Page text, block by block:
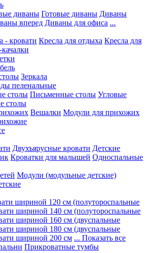
диваны Готовые диваны Диваны
вперед Диваны для офиса ...
- кровати Кресла для отдыха Кресла для
Зеркала
пеленальные
столы Письменные столы Угловые
столы
Вешалки Модули для прихожих
Двухъярусные кровати Детские
Кроватки для малышей Односпальные
Модули (модульные детские)
шириной 120 см (полутороспальные
шириной 140 см (полутороспальные
шириной 160 см (двуспальные
шириной 180 см (двуспальные
шириной 200 см ... Показать все
Прикроватные тумбы